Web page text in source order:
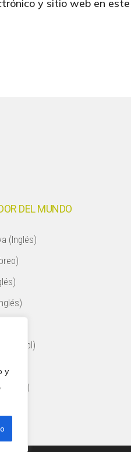
y
y sitio web en
DEL MUNDO
(Inglés)
(Español)